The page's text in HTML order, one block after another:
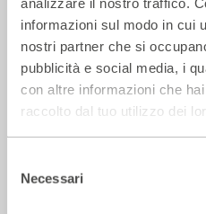
informazioni sul modo in cui
nostri partner che si
pubblicità e social media, i
con altre informazioni che
raccolto dal tuo utilizzo dei
delNecessari
La Repubblica – In
strada secondo
14 Luglio 2026